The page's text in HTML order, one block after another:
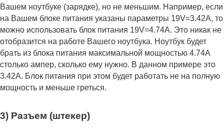
Вашем ноутбуке (зарядке), но не меньшим. Например, если
на Вашем блоке питания указаны параметры 19V=3.42A, то
можно использовать блок питания 19V=4.74A. Это никак не
отобразится на работе Вашего ноутбука. Ноутбук будет
брать из блока питания максимальной мощностью 4.74А
столько ампер, сколько ему нужно. В данном примере это
3.42А. Блок питания при этом будет работать не на полную
мощность и меньше греться.
3) Разъем (штекер)